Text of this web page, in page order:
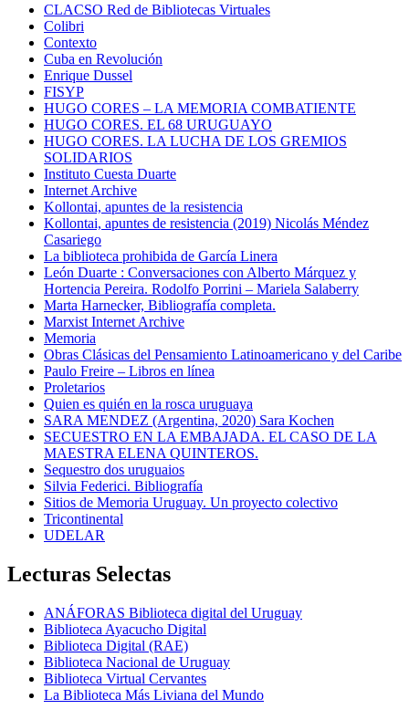
CLACSO Red de Bibliotecas Virtuales
Colibri
Contexto
Cuba en Revolución
Enrique Dussel
FISYP
HUGO CORES – LA MEMORIA COMBATIENTE
HUGO CORES. EL 68 URUGUAYO
HUGO CORES. LA LUCHA DE LOS GREMIOS
SOLIDARIOS
Instituto Cuesta Duarte
Internet Archive
Kollontai, apuntes de la resistencia
Kollontai, apuntes de resistencia (2019) Nicolás Méndez
Casariego
La biblioteca prohibida de García Linera
León Duarte : Conversaciones con Alberto Márquez y
Hortencia Pereira. Rodolfo Porrini – Mariela Salaberry
Marta Harnecker, Bibliografía completa.
Marxist Internet Archive
Memoria
Obras Clásicas del Pensamiento Latinoamericano y del Caribe
Paulo Freire – Libros en línea
Proletarios
Quien es quién en la rosca uruguaya
SARA MENDEZ (Argentina, 2020) Sara Kochen
SECUESTRO EN LA EMBAJADA. EL CASO DE LA
MAESTRA ELENA QUINTEROS.
Sequestro dos uruguaios
Silvia Federici. Bibliografía
Sitios de Memoria Uruguay. Un proyecto colectivo
Tricontinental
UDELAR
Lecturas Selectas
ANÁFORAS Biblioteca digital del Uruguay
Biblioteca Ayacucho Digital
Biblioteca Digital (RAE)
Biblioteca Nacional de Uruguay
Biblioteca Virtual Cervantes
La Biblioteca Más Liviana del Mundo